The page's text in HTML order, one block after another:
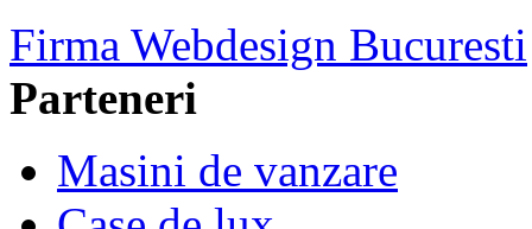
Firma Webdesign Bucuresti
Parteneri
Masini de vanzare